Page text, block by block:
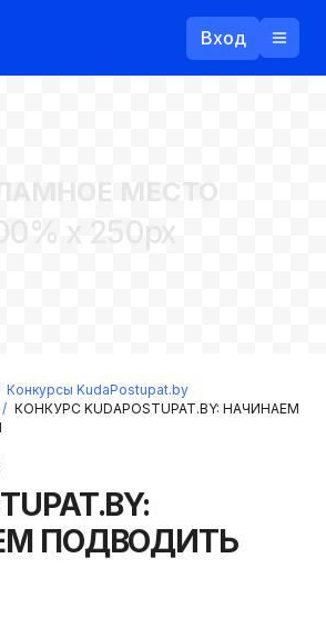
Вход
Войти
Прислать пароль
МЕСТО
x 250px
Конкурсы KudaPostupat.by
/ КОНКУРС KUDAPOSTUPAT.BY: НАЧИНАЕМ
ПОДВОДИТЬ